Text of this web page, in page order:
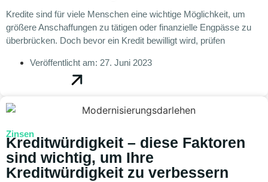
Kredite sind für viele Menschen eine wichtige Möglichkeit, um
größere Anschaffungen zu tätigen oder finanzielle Engpässe zu
überbrücken. Doch bevor ein Kredit bewilligt wird, prüfen
Veröffentlicht am: 27. Juni 2023
Zinsen
Kreditwürdigkeit – diese Faktoren
sind wichtig, um Ihre
Kreditwürdigkeit zu verbessern